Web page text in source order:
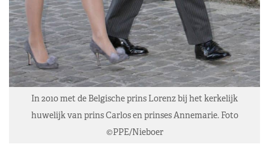
In 2010 met de Belgische prins Lorenz bij het kerkelijk
huwelijk van prins Carlos en prinses Annemarie. Foto
©PPE/Nieboer